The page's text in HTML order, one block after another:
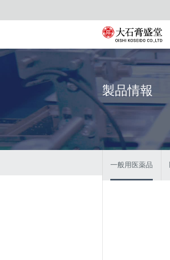
製品情報
一般用医薬品